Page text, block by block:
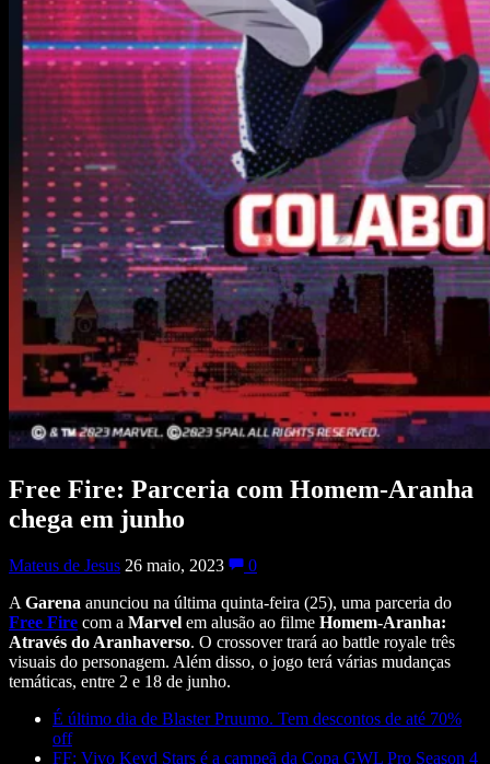
Free Fire: Parceria com Homem-Aranha
chega em junho
Mateus de Jesus 26 maio, 2023
0
A Garena anunciou na última quinta-feira (25), uma parceria do
Free Fire com a Marvel em alusão ao filme Homem-Aranha:
Através do Aranhaverso. O crossover trará ao battle royale três
visuais do personagem. Além disso, o jogo terá várias mudanças
temáticas, entre 2 e 18 de junho.
É último dia de Blaster Pruumo. Tem descontos de até 70%
off
FF: Vivo Keyd Stars é a campeã da Copa GWL Pro Season 4